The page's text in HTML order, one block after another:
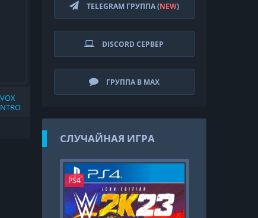
TELEGRAM ГРУППА (NEW)
DISCORD СЕРВЕР
ГРУППА В MAX
СЛУЧАЙНАЯ ИГРА
PS4